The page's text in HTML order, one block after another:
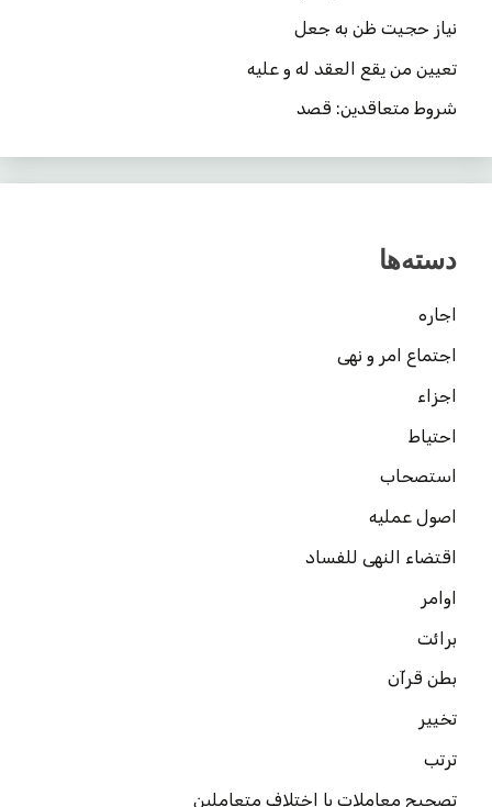
نیاز حجیت ظن به جعل
تعیین من یقع العقد له و علیه
شروط متعاقدین: قصد
دسته‌ها
اجاره
اجتماع امر و نهی
اجزاء
احتیاط
استصحاب
اصول عملیه
اقتضاء النهی للفساد
اوامر
برائت
بطن قرآن
تخییر
ترتب
تصحیح معاملات با اختلاف متعاملین